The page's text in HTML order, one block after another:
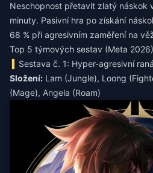
Neschopnost přetavit zlatý náskok
minuty. Pasivní hra po získání
68 % při agresivním zaměření na
Top 5 týmových sestav (Meta 2026)
Sestava č. 1: Hyper-agresivní
Složení: Lam (Jungle), Loong
(Mage), Angela (Roam)